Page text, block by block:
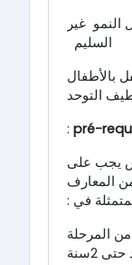
النمو غير
السليم
بالأطفال
التوحد
pré-
:
يجب على
المعارف
في :
المرحلة
2سنة